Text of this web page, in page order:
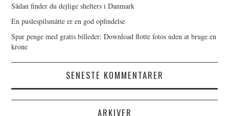
Sådan finder du dejlige shelters i Danmark
En puslespilsmåtte er en god opfindelse
Spar penge med gratis billeder: Download flotte fotos uden at bruge en
krone
SENESTE KOMMENTARER
ARKIVER